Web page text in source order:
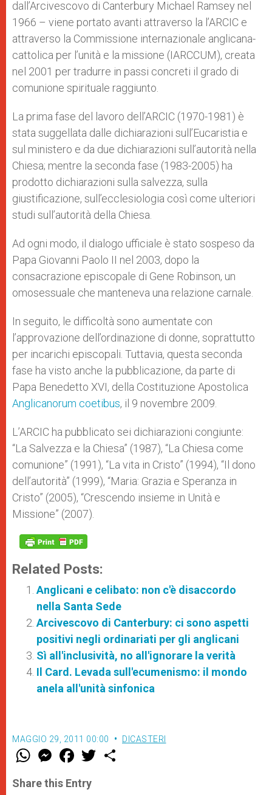
dall’Arcivescovo di Canterbury Michael Ramsey nel
1966 – viene portato avanti attraverso la l’ARCIC e
attraverso la Commissione internazionale anglicana-
cattolica per l’unità e la missione (IARCCUM), creata
nel 2001 per tradurre in passi concreti il grado di
comunione spirituale raggiunto.
La prima fase del lavoro dell’ARCIC (1970-1981) è
stata suggellata dalle dichiarazioni sull’Eucaristia e
sul ministero e da due dichiarazioni sull’autorità nella
Chiesa; mentre la seconda fase (1983-2005) ha
prodotto dichiarazioni sulla salvezza, sulla
giustificazione, sull’ecclesiologia così come ulteriori
studi sull’autorità della Chiesa.
Ad ogni modo, il dialogo ufficiale è stato sospeso da
Papa Giovanni Paolo II nel 2003, dopo la
consacrazione episcopale di Gene Robinson, un
omosessuale che manteneva una relazione carnale.
In seguito, le difficoltà sono aumentate con
l’approvazione dell’ordinazione di donne, soprattutto
per incarichi episcopali. Tuttavia, questa seconda
fase ha visto anche la pubblicazione, da parte di
Papa Benedetto XVI, della Costituzione Apostolica
Anglicanorum coetibus, il 9 novembre 2009.
L’ARCIC ha pubblicato sei dichiarazioni congiunte:
“La Salvezza e la Chiesa” (1987), “La Chiesa come
comunione” (1991), “La vita in Cristo” (1994), “Il dono
dell’autorità” (1999), “Maria: Grazia e Speranza in
Cristo” (2005), “Crescendo insieme in Unità e
Missione” (2007).
Related Posts:
Anglicani e celibato: non c'è disaccordo
nella Santa Sede
Arcivescovo di Canterbury: ci sono aspetti
positivi negli ordinariati per gli anglicani
Sì all'inclusività, no all'ignorare la verità
Il Card. Levada sull'ecumenismo: il mondo
anela all'unità sinfonica
MAGGIO 29, 2011 00:00 DICASTERI
W
t
s
M
e
s
e
F
a
e
b
w
Share this Entry